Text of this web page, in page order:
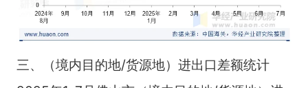
三、（境内目的地/货源地）进出口差额统计